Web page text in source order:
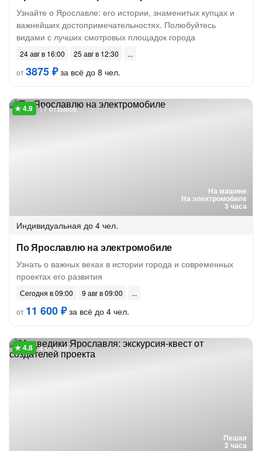
Узнайте о Ярославле: его истории, знаменитых купцах и
важнейших достопримечательностях. Полюбуйтесь
видами с лучших смотровых площадок города
24 авг в 16:00
25 авг в 12:30
от3875 ₽за всё до 8 чел.
На машине
На электромобиле
3 часа
17 отзывов
Индивидуальная до 4 чел.
По Ярославлю на электромобиле
Узнать о важных вехах в истории города и современных
проектах его развития
Сегодня в 09:00
9 авг в 09:00
от 11 600 ₽за всё до 4 чел.
Пешая
2 часа
4 отзыва